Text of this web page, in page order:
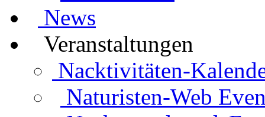
News
Veranstaltungen
Nacktivitäten-
Naturisten-Web